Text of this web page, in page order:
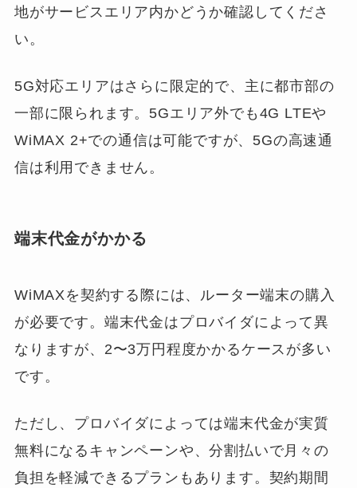
地がサービスエリア内かどうか確認してくださ
い。
5G対応エリアはさらに限定的で、主に都市部の
一部に限られます。5Gエリア外でも4G LTEや
WiMAX 2+での通信は可能ですが、5Gの高速通
信は利用できません。
端末代金がかかる
WiMAXを契約する際には、ルーター端末の購入
が必要です。端末代金はプロバイダによって異
なりますが、2〜3万円程度かかるケースが多い
です。
ただし、プロバイダによっては端末代金が実質
無料になるキャンペーンや、分割払いで月々の
負担を軽減できるプランもあります。契約期間